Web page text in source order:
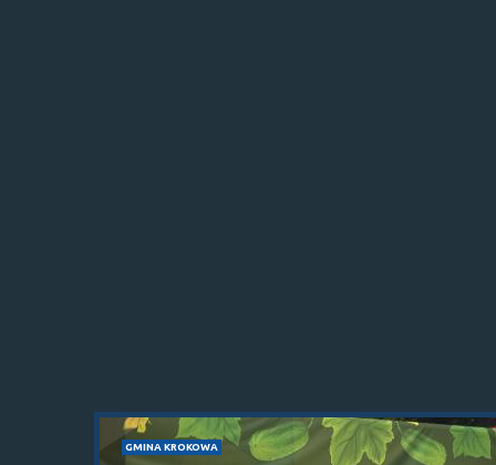
GMINA KROKOWA